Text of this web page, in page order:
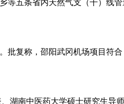
五条省内天然气支（干）线管
批复称，邵阳武冈机场项目符
湖南中医药大学硕士研究生导